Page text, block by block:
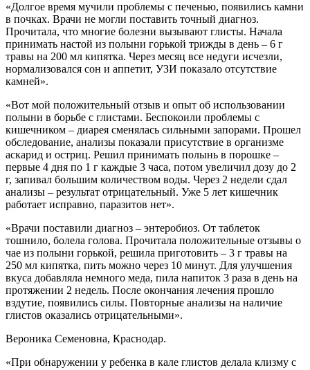
«Долгое время мучили проблемы с печенью, появились камни
в почках. Врачи не могли поставить точный диагноз.
Прочитала, что многие болезни вызывают глисты. Начала
принимать настой из полыни горькой трижды в день – 6 г
травы на 200 мл кипятка. Через месяц все недуги исчезли,
нормализовался сон и аппетит, УЗИ показало отсутствие
камней».
«Вот мой положительный отзыв и опыт об использовании
полыни в борьбе с глистами. Беспокоили проблемы с
кишечником – диарея сменялась сильными запорами. Прошел
обследование, анализы показали присутствие в организме
аскарид и остриц. Решил принимать полынь в порошке –
первые 4 дня по 1 г каждые 3 часа, потом увеличил дозу до 2
г, запивал большим количеством воды. Через 2 недели сдал
анализы – результат отрицательный. Уже 5 лет кишечник
работает исправно, паразитов нет».
«Врачи поставили диагноз – энтеробиоз. От таблеток
тошнило, болела голова. Прочитала положительные отзывы о
чае из полыни горькой, решила приготовить – 3 г травы на
250 мл кипятка, пить можно через 10 минут. Для улучшения
вкуса добавляла немного меда, пила напиток 3 раза в день на
протяжении 2 недель. После окончания лечения прошло
вздутие, появились силы. Повторные анализы на наличие
глистов оказались отрицательными».
Вероника Семеновна, Краснодар.
«При обнаружении у ребенка в кале глистов делала клизму с